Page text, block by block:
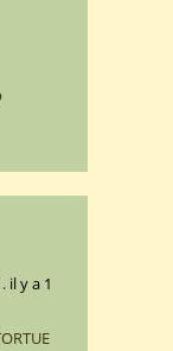
il y a 1